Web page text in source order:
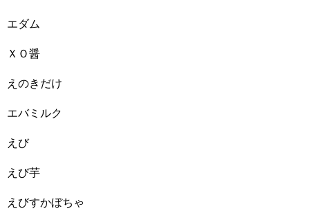
エダム
ＸＯ醤
えのきだけ
エバミルク
えび
えび芋
えびすかぼちゃ